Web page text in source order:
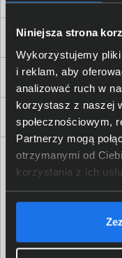
Niniejsza strona
Wykorzystujemy
i reklam, aby
analizować ruch w
korzystasz z naszej
społecznościowym,
Partnerzy mogą
otrzymanymi od
korzystania z ich
Dla Firm i Instytucji
Zakupy
Delkom 2000